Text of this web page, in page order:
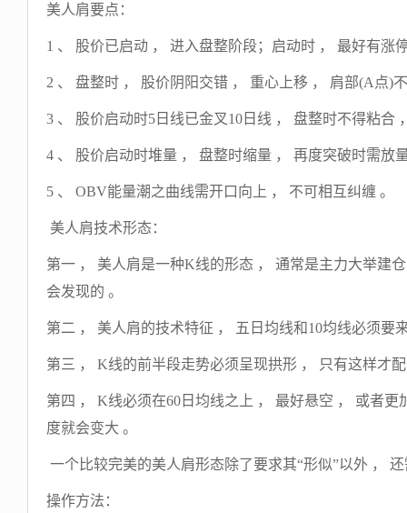
美人肩要点：
1 、 股价已启动 ， 进入盘整阶段；启动时 ， 最好有涨
2 、 盘整时 ， 股价阴阳交错 ， 重心上移 ， 肩部(A点)
3 、 股价启动时5日线已金叉10日线 ， 盘整时不得粘合
4 、 股价启动时堆量 ， 盘整时缩量 ， 再度突破时需放
5 、 OBV能量潮之曲线需开口向上 ， 不可相互纠缠 。
美人肩技术形态：
第一 ， 美人肩是一种K线的形态 ， 通常是主力大举建
会发现的 。
第二 ， 美人肩的技术特征 ， 五日均线和10均线必须要
第三 ， K线的前半段走势必须呈现拱形 ， 只有这样才
第四 ， K线必须在60日均线之上 ， 最好悬空 ， 或者
度就会变大 。
一个比较完美的美人肩形态除了要求其“形似”以外 ，
操作方法：